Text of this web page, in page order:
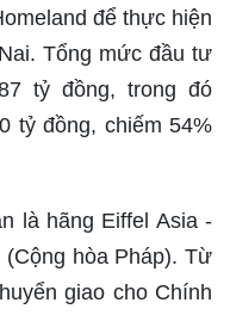
để thực hiện
Tổng mức đầu tư
tỷ đồng, trong đó
tỷ đồng, chiếm 54%
là hãng Eiffel Asia -
hòa Pháp). Từ
giao cho Chính